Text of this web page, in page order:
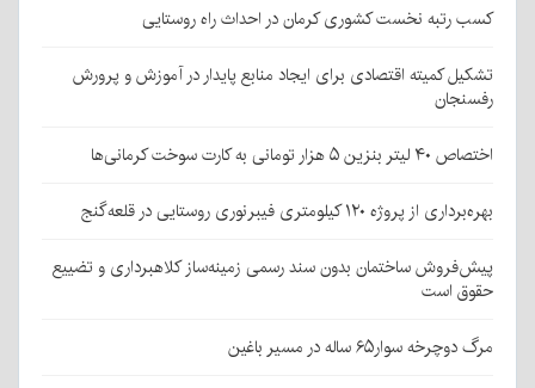
کسب رتبه نخست کشوری کرمان در احداث راه روستایی
تشکیل کمیته اقتصادی برای ایجاد منابع پایدار در آموزش و پرورش
رفسنجان
اختصاص ۴۰ لیتر بنزین ۵ هزار تومانی به کارت سوخت کرمانی‌ها
بهره‌برداری از پروژه ۱۲۰ کیلومتری فیبرنوری روستایی در قلعه‌گنج
پیش‌فروش ساختمان بدون سند رسمی زمینه‌ساز کلاهبرداری و تضییع
حقوق است
مرگ دوچرخه سوار۶۵ ساله در مسیر باغین